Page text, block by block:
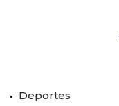
Deportes